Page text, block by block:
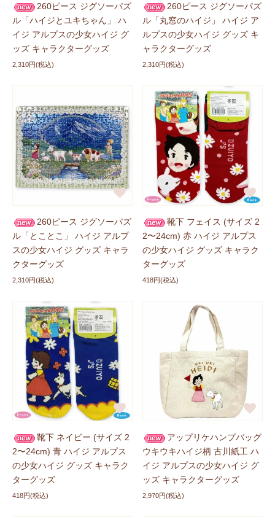
ル 全2種類」が登場しました！ぜひチェックしてくださ
いね。
2026/05/01 新商品に追加しました
「ガラスマグネット」、「ガラススタンドク
リップ」、「ジグソーパズル 1000ピース」 が登場しまし
た！ぜひチェックしてくださいね。
2026/05/01 新商品に追加しました
ハイジ × モンチッチグッズに
「ガラス根付ストラッ
プ」、「ガラスヘアゴム」 「ガラスマグネット」、
「ガラススタンドクリップ」、「まる鈴」が登場しまし
た！ぜひチェックしてくださいね。
2026/05/01 新商品に追加しました
POPEE the ぱフォーマーグッズに「チョコまシュマ
した！ぜひチェックしてくださいね。
2026/05/08 新商品に追加しました
「ハイジ」、 「ハイジ × モンチッチ」 、「POPEE the
ぱフォーマー」
のアクリルステッカー
が登場しました！
ぜひチェックしてくださいね。
ハイジグッズに
『シークレット シリーズ』の「クリアカ
ード」、 「アームカバー 全2色」 、 「ぷっくりキーホル
ダー 全2種」 が登場しました！ぜひチェックしてくださ
いね。
260ピース ジグソーパズ
ル「ハイジとユキちゃん」 ハ
イジ アルプスの少女ハイジ グ
ッズ キャラクターグッズ
2,310円(税込)
260ピース ジグソーパズ
ル「丸窓のハイジ」 ハイジ ア
ルプスの少女ハイジ グッズ キ
ャラクターグッズ
2,310円(税込)
260ピース ジグソーパズ
ル「とことこ」 ハイジ アルプ
スの少女ハイジ グッズ キャラ
クターグッズ
2,310円(税込)
靴下 フェイス (サイズ 2
2〜24cm) 赤 ハイジ アルプス
の少女ハイジ グッズ キャラク
ターグッズ
418円(税込)
靴下 ネイビー (サイズ 2
2〜24cm) 青 ハイジ アルプス
の少女ハイジ グッズ キャラク
ターグッズ
418円(税込)
アップリケハンプバッグ
ウキウキハイジ柄 古川紙工 ハ
イジ アルプスの少女ハイジ グ
ッズ キャラクターグッズ
2,970円(税込)